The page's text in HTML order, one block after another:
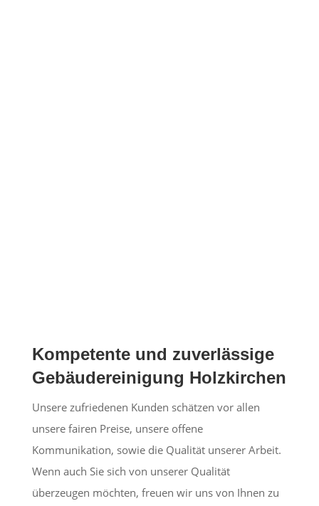
Kompetente und zuverlässige
Gebäudereinigung Holzkirchen
Unsere zufriedenen Kunden schätzen vor allen
unsere fairen Preise, unsere offene
Kommunikation, sowie die Qualität unserer Arbeit.
Wenn auch Sie sich von unserer Qualität
überzeugen möchten, freuen wir uns von Ihnen zu